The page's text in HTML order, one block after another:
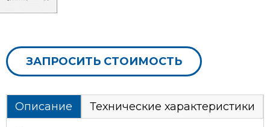
ЗАПРОСИТЬ СТОИМОСТЬ
Описание Технические характеристики